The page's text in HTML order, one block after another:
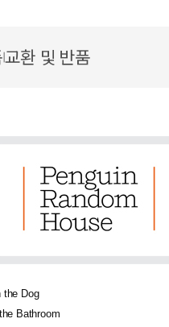
| 교환 및 반품
the Dog
Bathroom